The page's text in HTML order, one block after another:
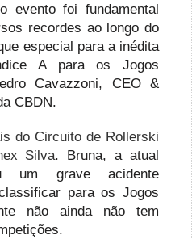
evento foi fundamental
recordes ao longo do
especial para a inédita
A para os Jogos
Cavazzoni, CEO &
CBDN.
do Circuito de Rollerski
Silva. Bruna, a atual
um grave acidente
para os Jogos
não ainda não tem